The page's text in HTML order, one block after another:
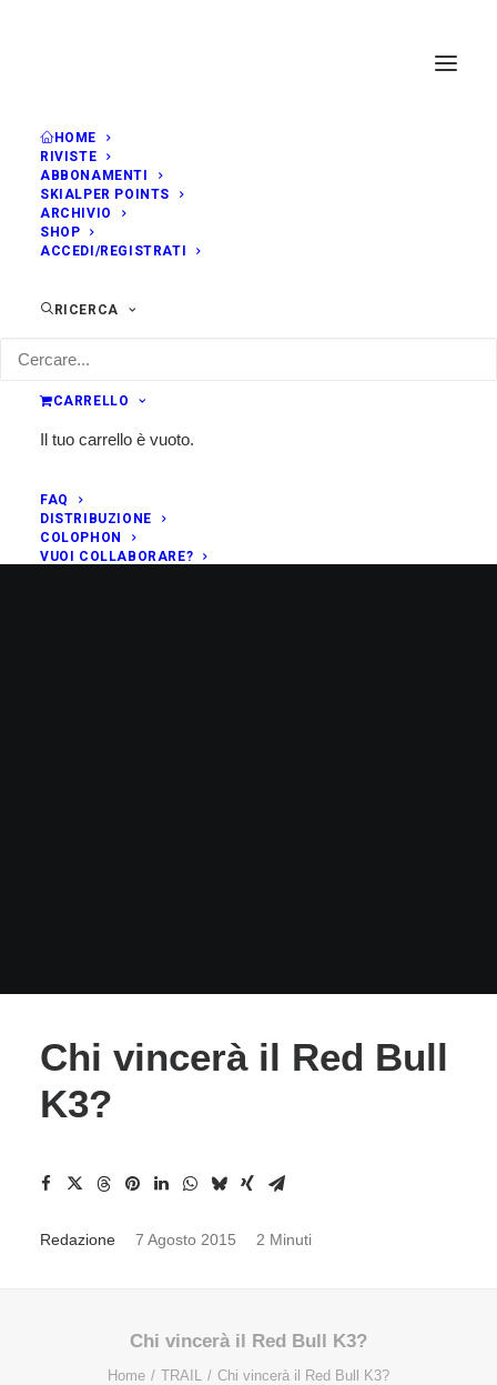
HOME
RIVISTE
ABBONAMENTI
SKIALPER POINTS
ARCHIVIO
SHOP
ACCEDI/REGISTRATI
RICERCA
CARRELLO
Il tuo carrello è vuoto.
FAQ
DISTRIBUZIONE
COLOPHON
VUOI COLLABORARE?
Chi vincerà il Red Bull
K3?
Redazione 7 Agosto 2015 2 Minuti
Chi vincerà il Red Bull K3?
Home TRAIL Chi vincerà il Red Bull K3?